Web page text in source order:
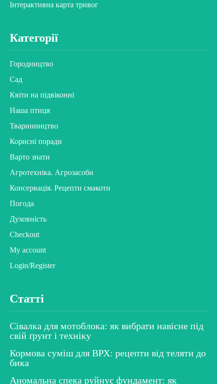
Інтерактивна карта тривог
Категорії
Городництво
Сад
Квіти на підвіконні
Наша птиця
Тваринництво
Корисні поради
Варто знати
Агротехніка. Агрозасоби
Консервація. Рецепти смакоти
Погода
Духовність
Checkout
My account
Login/Register
Статті
Сівалка для мотоблока: як вибрати навісне під
свій ґрунт і техніку
Кормова суміш для ВРХ: рецепти від теляти до
бика
Аномальна спека руйнує фундамент: як